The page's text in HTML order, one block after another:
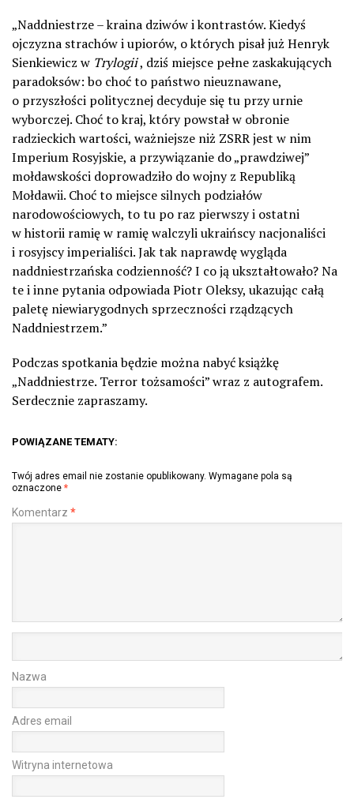
„Naddniestrze – kraina dziwów i kontrastów. Kiedyś
ojczyzna strachów i upiorów, o których pisał już Henryk
Sienkiewicz w Trylogii, dziś miejsce pełne zaskakujących
paradoksów: bo choć to państwo nieuznawane,
o przyszłości politycznej decyduje się tu przy urnie
wyborczej. Choć to kraj, który powstał w obronie
radzieckich wartości, ważniejsze niż ZSRR jest w nim
Imperium Rosyjskie, a przywiązanie do „prawdziwej”
mołdawskości doprowadziło do wojny z Republiką
Mołdawii. Choć to miejsce silnych podziałów
narodowościowych, to tu po raz pierwszy i ostatni
w historii ramię w ramię walczyli ukraińscy nacjonaliści
i rosyjscy imperialiści. Jak tak naprawdę wygląda
naddniestrzańska codzienność? I co ją ukształtowało? Na
te i inne pytania odpowiada Piotr Oleksy, ukazując całą
paletę niewiarygodnych sprzeczności rządzących
Naddniestrzem.”
Podczas spotkania będzie można nabyć książkę
„Naddniestrze. Terror tożsamości” wraz z autografem.
Serdecznie zapraszamy.
POWIĄZANE TEMATY:
Twój adres email nie zostanie opublikowany. Wymagane pola są
oznaczone *
Komentarz *
Nazwa
Adres email
Witryna internetowa